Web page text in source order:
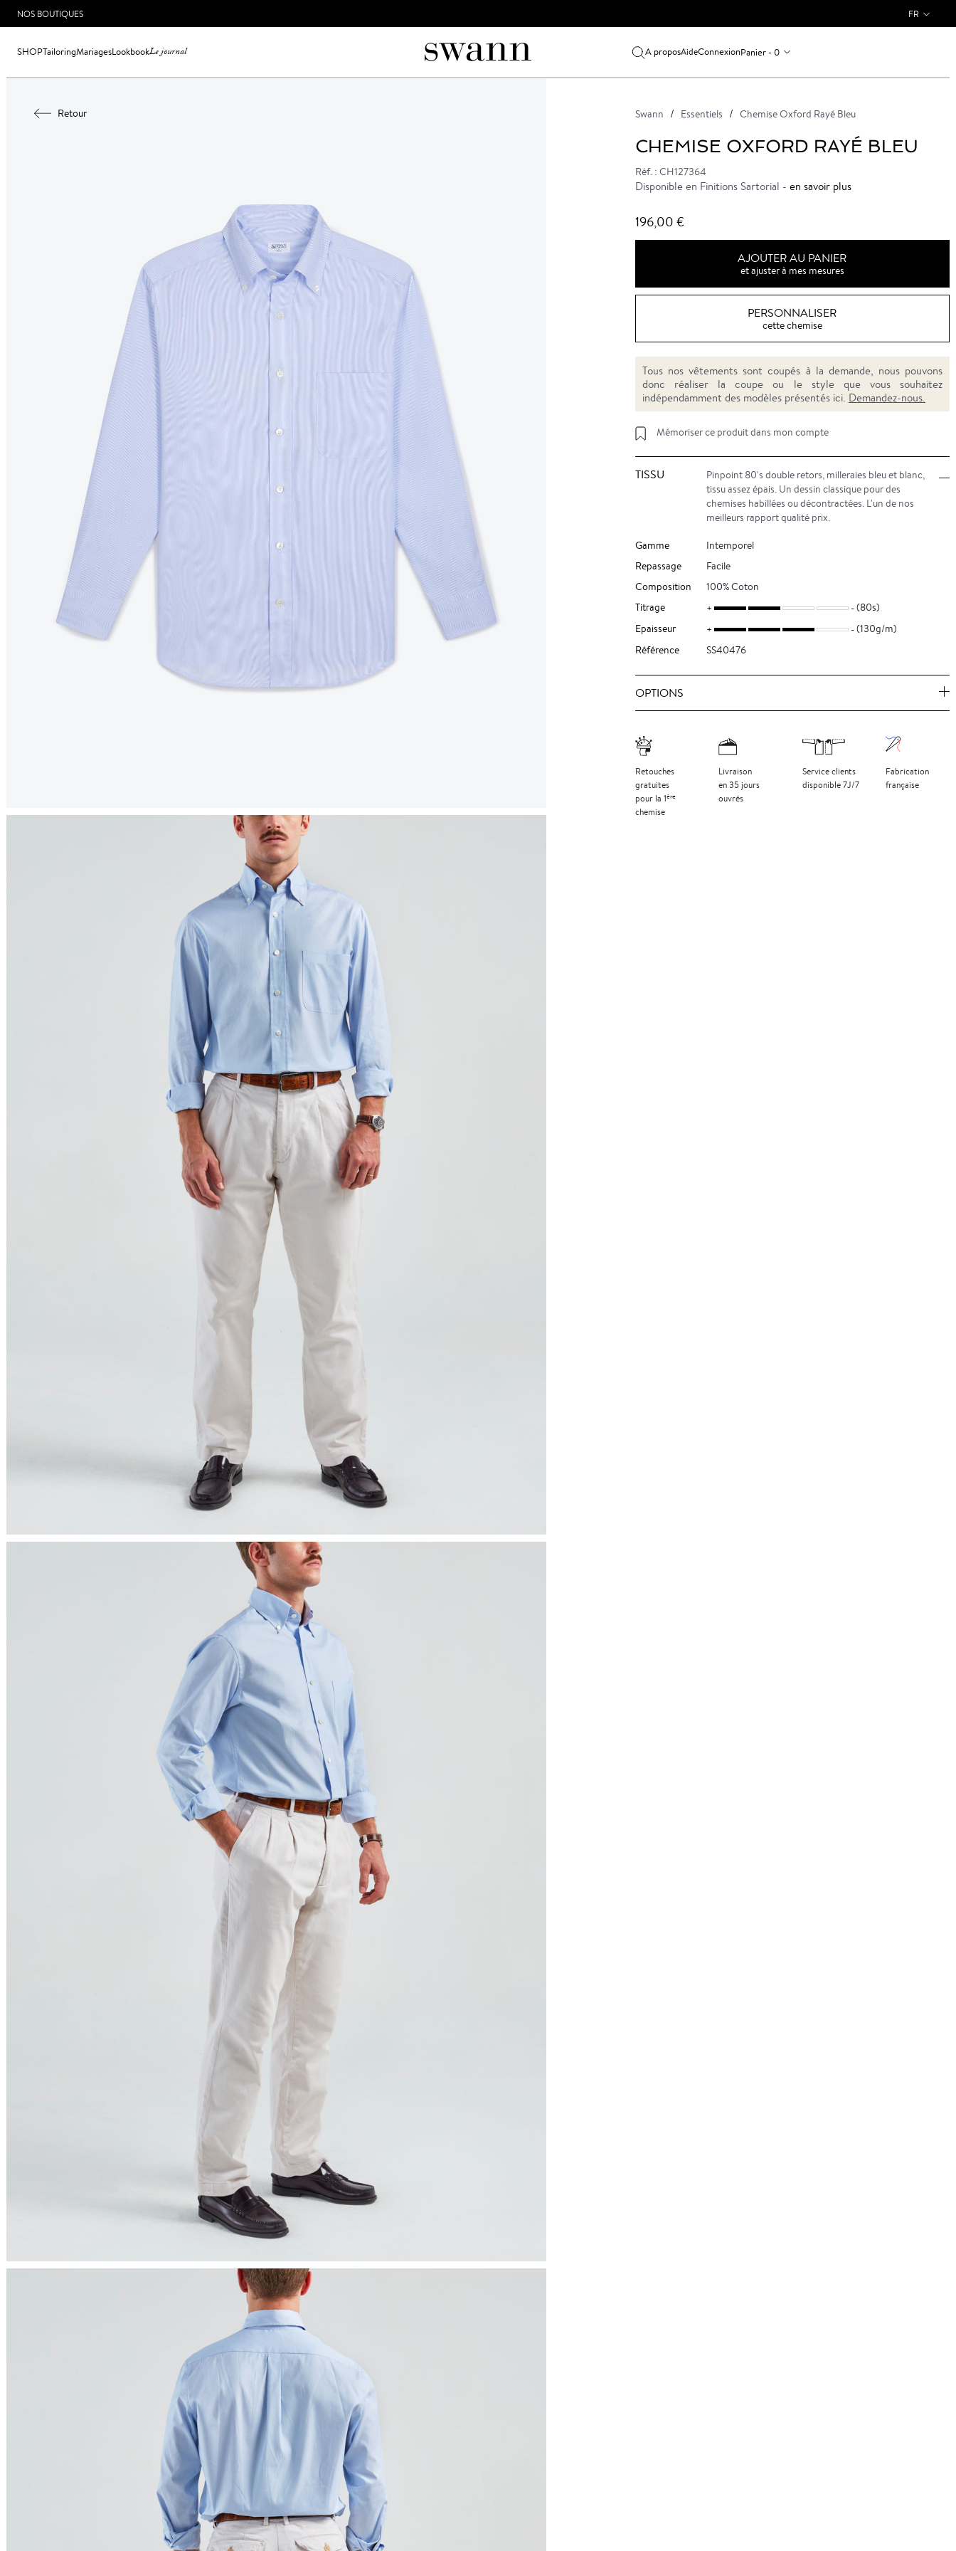
NOS BOUTIQUES FR
SHOPTailoringMariagesLookbookLe journal A proposAideConnexionPanier - 0
Retour Swann Essentiels Chemise Oxford Rayé Bleu
CHEMISE OXFORD RAYÉ BLEU
Réf. : CH127364
Disponible en Finitions Sartorial - en savoir plus
196,00 €
AJOUTER AU PANIER
et ajuster à mes mesures
PERSONNALISER
cette chemise
Tous nos vêtements sont coupés à la demande, nous pouvons
donc réaliser la coupe ou le style que vous souhaitez
indépendamment des modèles présentés ici. Demandez-nous.
Mémoriser ce produit dans mon compte
TISSU
Pinpoint 80's double retors, milleraies bleu et blanc,
tissu assez épais. Un dessin classique pour des
chemises habillées ou décontractées. L'un de nos
meilleurs rapport qualité prix.
Gamme
Intemporel
Repassage
Facile
Composition
100% Coton
Titrage
(80s)
Epaisseur
(130g/m)
Référence
SS40476
OPTIONS
Retouches
gratuites
pour la 1ère
chemise
Livraison
en 35 jours
ouvrés
Service clients
disponible 7J/7
Fabrication
française